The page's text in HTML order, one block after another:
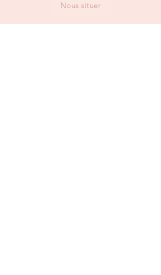
Nous situer